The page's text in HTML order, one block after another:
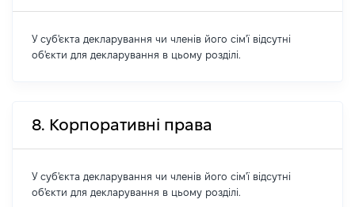
У суб'єкта декларування чи членів його сім'ї відсутні
об'єкти для декларування в цьому розділі.
8. Корпоративні права
У суб'єкта декларування чи членів його сім'ї відсутні
об'єкти для декларування в цьому розділі.